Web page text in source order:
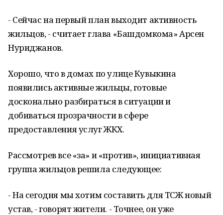
- Сейчас на первый план выходит активность
жильцов, - считает глава «Башдомкома» Арсен
Нуриджанов.
Хорошо, что в домах по улице Кувыкина
появились активные жильцы, готовые
досконально разбираться в ситуации и
добиваться прозрачности в сфере
предоставления услуг ЖКХ.
Рассмотрев все «за» и «против», инициативная
группа жильцов решила следующее:
- На сегодня мы хотим составить для ТСЖ новый
устав, - говорят жители. - Точнее, он уже